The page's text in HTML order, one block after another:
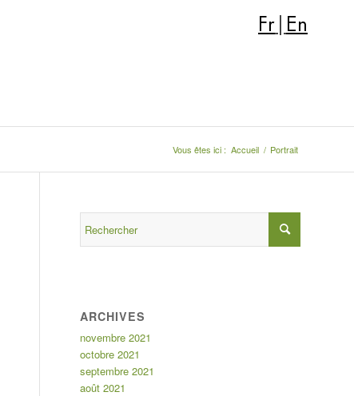
Fr En
Vous êtes ici : Accueil / Portrait
ARCHIVES
novembre 2021
octobre 2021
septembre 2021
août 2021